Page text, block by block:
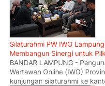
Silaturahmi PW IWO
Membangun Sinergi untuk
BANDAR LAMPUNG -
Wartawan Online (IWO)
kunjungan silaturahmi ke